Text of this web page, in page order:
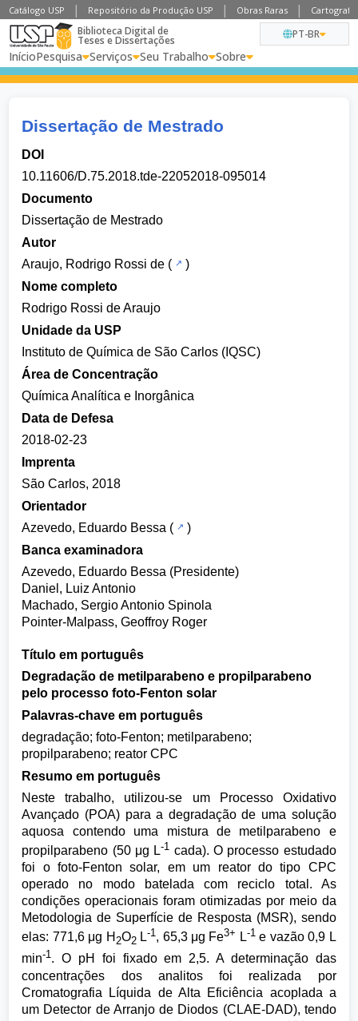
Catálogo USP Repositório da Produção USP Obras Raras
Biblioteca Digital de
Teses e Dissertações
InícioPesquisa Serviços Seu Trabalho Sobre
PT-BR
Dissertação de Mestrado
DOI
10.11606/D.75.2018.tde-22052018-095014
Documento
Dissertação de Mestrado
Autor
Araujo, Rodrigo Rossi de (
)
Nome completo
Rodrigo Rossi de Araujo
Unidade da USP
Instituto de Química de São Carlos (IQSC)
Área de Concentração
Química Analítica e Inorgânica
Data de Defesa
2018-02-23
Imprenta
São Carlos, 2018
Orientador
Azevedo, Eduardo Bessa (
)
Banca examinadora
Azevedo, Eduardo Bessa (Presidente)
Daniel, Luiz Antonio
Machado, Sergio Antonio Spinola
Pointer-Malpass, Geoffroy Roger
Título em português
Degradação de metilparabeno e propilparabeno
pelo processo foto-Fenton solar
Palavras-chave em português
degradação; foto-Fenton; metilparabeno;
propilparabeno; reator CPC
Resumo em português
Neste trabalho, utilizou-se um Processo Oxidativo
Avançado (POA) para a degradação de uma solução
aquosa contendo uma mistura de metilparabeno e
propilparabeno (50 μg L-1 cada). O processo estudado
foi o foto-Fenton solar, em um reator do tipo CPC
operado no modo batelada com reciclo total. As
condições operacionais foram otimizadas por meio da
Metodologia de Superfície de Resposta (MSR), sendo
elas: 771,6 μg H 2O2L-1, 65,3 μg Fe3+ L-1e vazão 0,9 L
min-1. O pH foi fixado em 2,5. A determinação das
concentrações dos analitos foi realizada por
Cromatografia Líquida de Alta Eficiência acoplada a
um Detector de Arranjo de Diodos (CLAE-DAD), tendo